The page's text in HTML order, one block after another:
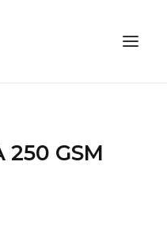
GSM